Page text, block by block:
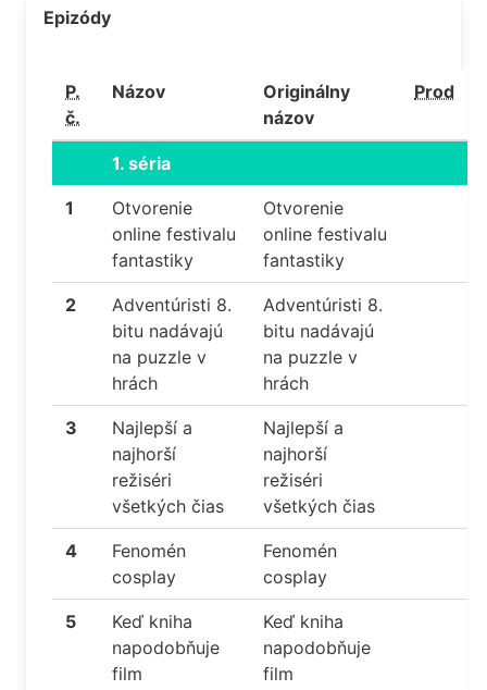
Epizódy
P.
č.
Názov
Originálny
názov
Prod
1. séria
1
Otvorenie
online festivalu
fantastiky
Otvorenie
online festivalu
fantastiky
2
Adventúristi 8.
bitu nadávajú
na puzzle v
hrách
Adventúristi 8.
bitu nadávajú
na puzzle v
hrách
3
Najlepší a
najhorší
režiséri
všetkých čias
Najlepší a
najhorší
režiséri
všetkých čias
4
Fenomén
cosplay
Fenomén
cosplay
5
Keď kniha
napodobňuje
film
Keď kniha
napodobňuje
film